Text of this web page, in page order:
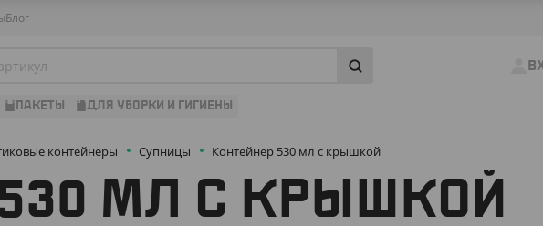
Блог
ПАКЕТЫ ДЛЯ УБОРКИ И ГИГИЕНЫ
контейнеры Супницы Контейнер 530 мл с крышкой
МЛ С КРЫШКОЙ